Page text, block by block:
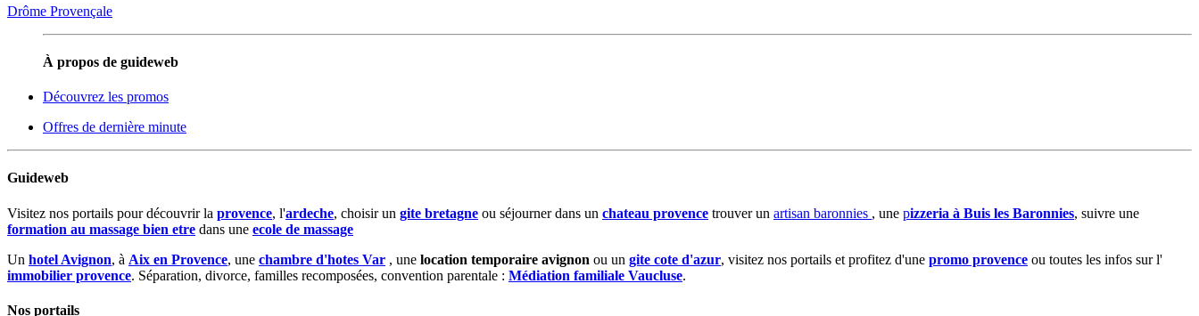
Drôme Provençale
À propos de guideweb
Découvrez les promos
Offres de dernière minute
Guideweb
Visitez nos portails pour découvrir la provence, l'ardeche, choisir un gite bretagne ou séjourner dans un chateau provence trouver un artisan baronnies , une pizzeria à Buis les Baronnies, suivre une
formation au massage bien etre dans une ecole de massage
Un hotel Avignon, à Aix en Provence, une chambre d'hotes Var , une location temporaire avignon ou un gite cote d'azur, visitez nos portails et profitez d'une promo provence ou toutes les infos sur l'
immobilier provence. Séparation, divorce, familles recomposées, convention parentale : Médiation familiale Vaucluse.
Nos portails